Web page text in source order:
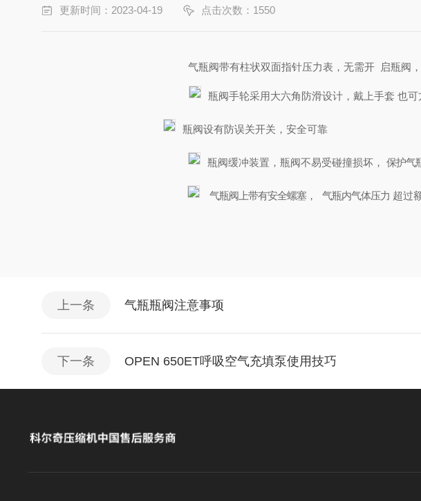
更新时间：2023-04-19 点击次数：1550
气瓶阀带有柱状双面指针压力表 ，无需开 启瓶阀
瓶阀手轮采用大六角防滑设计 ， 戴上手套 也可
瓶阀设有防误关开关，安全可靠
瓶阀缓冲装置，瓶阀不易受碰撞损坏， 保护气
气瓶阀上带有安全螺塞， 气瓶内气体压力 超过
上一条 气瓶瓶阀注意事项
下一条 OPEN 650ET呼吸空气充填泵使用技巧